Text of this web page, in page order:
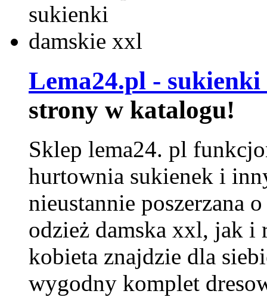
Lema24.pl -
strony w katalogu!
Sklep lema24. pl
hurtownia sukienek i
nieustannie poszerzana
odzież damska xxl, jak i
kobieta znajdzie dla
wygodny komplet